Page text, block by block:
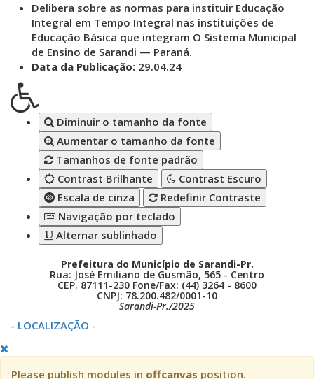
Delibera sobre as normas para instituir Educação
Integral em Tempo Integral nas instituições de
Educação Básica que integram O Sistema Municipal
de Ensino de Sarandi — Paraná.
Data da Publicação: 29.04.24
Diminuir o tamanho da fonte
Aumentar o tamanho da fonte
Tamanhos de fonte padrão
Contrast Brilhante
Contrast Escuro
Escala de cinza
Redefinir Contraste
Navigação por teclado
Alternar sublinhado
Prefeitura do Município de Sarandi-Pr.
Rua: José Emiliano de Gusmão, 565 - Centro
CEP. 87111-230 Fone/Fax: (44) 3264 - 8600
CNPJ: 78.200.482/0001-10
Sarandi-Pr./2025
- LOCALIZAÇÃO -
Please publish modules in offcanvas position.